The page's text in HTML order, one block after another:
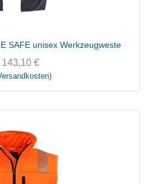
SAFE unisex Werkzeugweste
143,10 €